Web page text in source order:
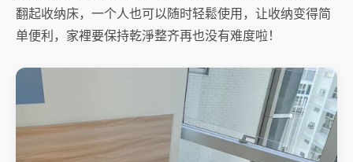
翻起收纳床，一个人也可以随时轻鬆使用，让收纳变得简
单便利，家裡要保持乾淨整齐再也没有难度啦！